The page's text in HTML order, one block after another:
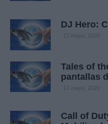
DJ Hero:
17 mayo, 2020
Tales of
pantallas
17 mayo, 2020
Call of